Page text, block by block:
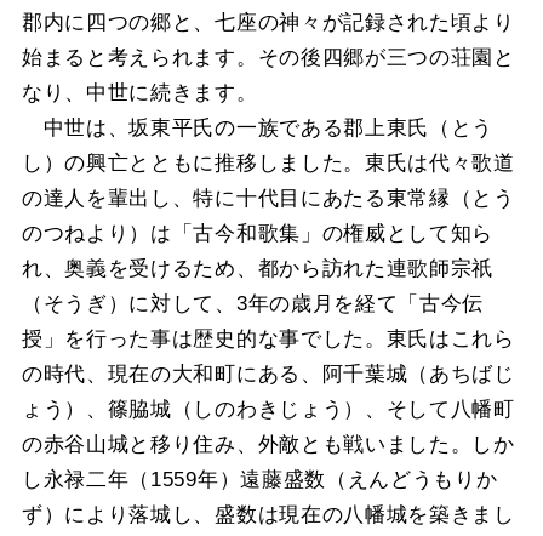
郡内に四つの郷と、七座の神々が記録された頃より
始まると考えられます。その後四郷が三つの荘園と
なり、中世に続きます。
中世は、坂東平氏の一族である郡上東氏（とう
し）の興亡とともに推移しました。東氏は代々歌道
の達人を輩出し、特に十代目にあたる東常縁（とう
のつねより）は「古今和歌集」の権威として知ら
れ、奥義を受けるため、都から訪れた連歌師宗祇
（そうぎ）に対して、3年の歳月を経て「古今伝
授」を行った事は歴史的な事でした。東氏はこれら
の時代、現在の大和町にある、阿千葉城（あちばじ
ょう）、篠脇城（しのわきじょう）、そして八幡町
の赤谷山城と移り住み、外敵とも戦いました。しか
し永禄二年（1559年）遠藤盛数（えんどうもりか
ず）により落城し、盛数は現在の八幡城を築きまし